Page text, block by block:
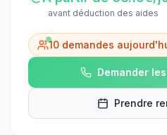
avant déduction des aides
10 demandes
Demander
Prendre